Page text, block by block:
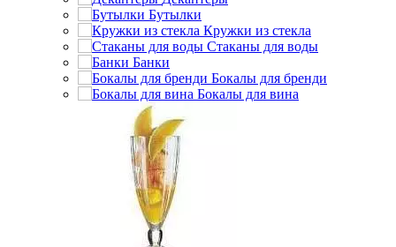
Бутылки
Кружки из стекла
Стаканы для воды
Банки
Бокалы для бренди
Бокалы для вина